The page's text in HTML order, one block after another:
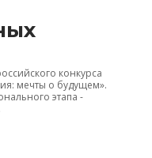
конкурса
мечты о будущем».
этапа -